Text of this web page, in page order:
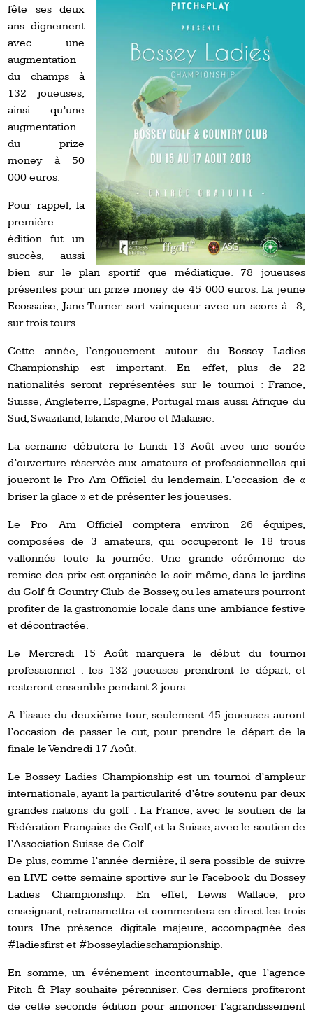
fête ses deux
ans dignement
avec une
augmentation
du champs à
132 joueuses,
ainsi qu’une
augmentation
du prize
money à 50
000 euros.
Pour rappel, la
première
édition fut un
succès, aussi
bien sur le plan sportif que médiatique. 78 joueuses
présentes pour un prize money de 45 000 euros. La jeune
Ecossaise, Jane Turner sort vainqueur avec un score à -8,
sur trois tours.
Cette année, l’engouement autour du Bossey Ladies
Championship est important. En effet, plus de 22
nationalités seront représentées sur le tournoi : France,
Suisse, Angleterre, Espagne, Portugal mais aussi Afrique du
Sud, Swaziland, Islande, Maroc et Malaisie.
La semaine débutera le Lundi 13 Août avec une soirée
d’ouverture réservée aux amateurs et professionnelles qui
joueront le Pro Am Officiel du lendemain. L’occasion de «
briser la glace » et de présenter les joueuses.
Le Pro Am Officiel comptera environ 26 équipes,
composées de 3 amateurs, qui occuperont le 18 trous
vallonnés toute la journée. Une grande cérémonie de
remise des prix est organisée le soir-même, dans le jardins
du Golf & Country Club de Bossey, ou les amateurs pourront
profiter de la gastronomie locale dans une ambiance festive
et décontractée.
Le Mercredi 15 Août marquera le début du tournoi
professionnel : les 132 joueuses prendront le départ, et
resteront ensemble pendant 2 jours.
A l’issue du deuxième tour, seulement 45 joueuses auront
l’occasion de passer le cut, pour prendre le départ de la
finale le Vendredi 17 Août.
Le Bossey Ladies Championship est un tournoi d’ampleur
internationale, ayant la particularité d’être soutenu par deux
grandes nations du golf : La France, avec le soutien de la
Fédération Française de Golf, et la Suisse, avec le soutien de
l’Association Suisse de Golf.
De plus, comme l’année dernière, il sera possible de suivre
en LIVE cette semaine sportive sur le Facebook du Bossey
Ladies Championship. En effet, Lewis Wallace, pro
enseignant, retransmettra et commentera en direct les trois
tours. Une présence digitale majeure, accompagnée des
#ladiesfirst et #bosseyladieschampionship.
En somme, un événement incontournable, que l’agence
Pitch & Play souhaite pérenniser. Ces derniers profiteront
de cette seconde édition pour annoncer l’agrandissement